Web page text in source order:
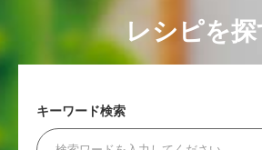
レシピを探
キーワード検索